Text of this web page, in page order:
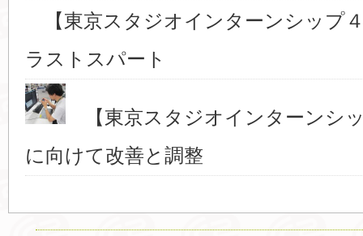
【東京スタジオインターンシップ
ラストスパート
【東京スタジオインターンシ
に向けて改善と調整